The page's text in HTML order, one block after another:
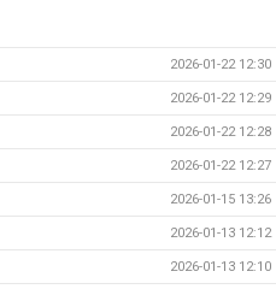
2026-01-22 12:30
2026-01-22 12:29
2026-01-22 12:28
2026-01-22 12:27
2026-01-15 13:26
2026-01-13 12:12
2026-01-13 12:10